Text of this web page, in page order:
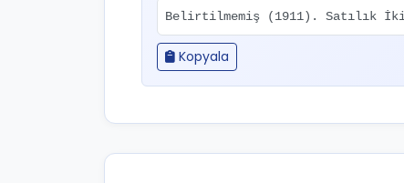
Belirtilmemiş (1911). Satılık
Kopyala